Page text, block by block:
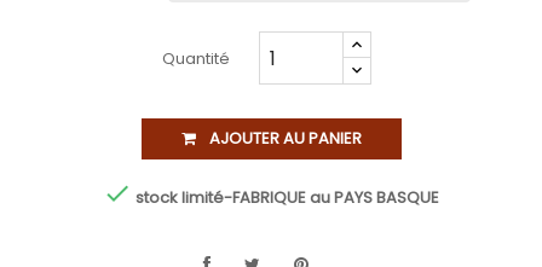
Quantité
AJOUTER AU PANIER
 stock limité-FABRIQUE au PAYS BASQUE